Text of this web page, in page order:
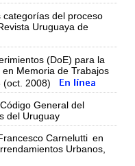
categorías del proceso
Uruguaya de
(DoE) para la
en Memoria de Trabajos
(oct. 2008)
General del
del Uruguay
Carnelutti en
Urbanos,